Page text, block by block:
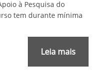
à Pesquisa do
tem durante mínima
Leia mais